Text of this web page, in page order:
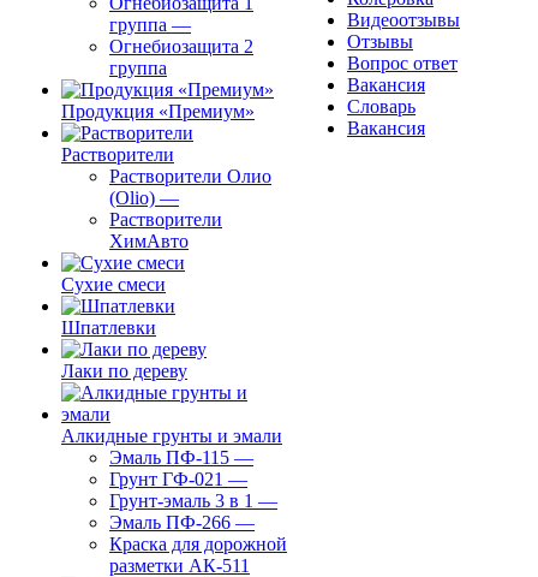
группа —
Огнебиозащита 2
группа
Продукция «Премиум»
Растворители
Растворители Олио
(Olio) —
Растворители
ХимАвто
Сухие смеси
Шпатлевки
Лаки по дереву
Алкидные грунты и эмали
Эмаль ПФ-115 —
Грунт ГФ-021 —
Грунт-эмаль 3 в 1 —
Эмаль ПФ-266 —
Краска для дорожной
разметки АК-511
Видеоотзывы
Отзывы
Вопрос ответ
Вакансия
Словарь
Вакансия